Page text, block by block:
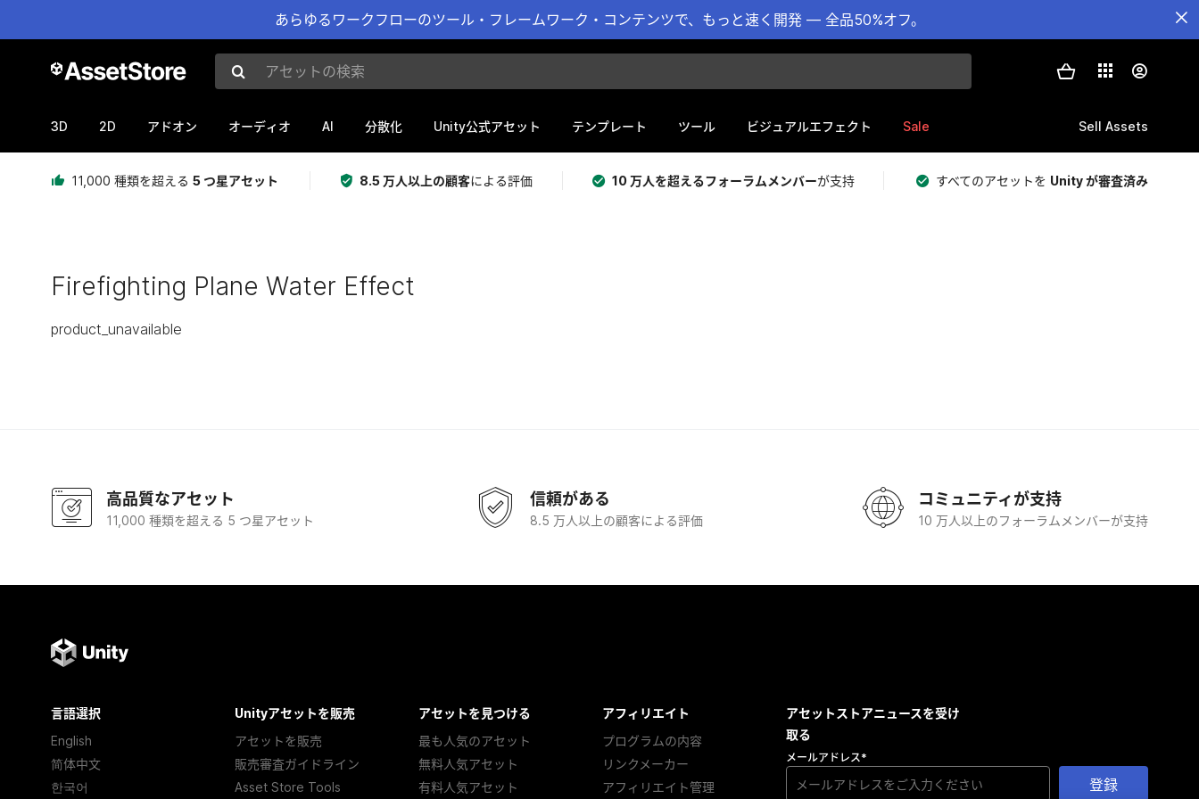
あらゆるワークフローのツール・フレームワーク・コンテンツで、もっと速く開発 — 全品50%オフ。
アセットの検索
3D 2D アドオン オーディオ AI 分散化 Unity公式アセット テンプレート ツール ビジュアルエフェクト Sale Sell Assets
11,000 種類を超える 5 つ星アセット 8.5 万人以上の顧客による評価 10 万人を超えるフォーラムメンバーが支持 すべてのアセットを Unity が審査済み
Firefighting Plane Water Effect
product_unavailable
高品質なアセット
11,000 種類を超える 5 つ星アセット
信頼がある
8.5 万人以上の顧客による評価
コミュニティが支持
10 万人以上のフォーラムメンバーが支持
言語選択
English
简体中文
한국어
Unityアセットを販売
アセットを販売
販売審査ガイドライン
Asset Store Tools
アセットを見つける
最も人気のアセット
無料人気アセット
有料人気アセット
アフィリエイト
プログラムの内容
リンクメーカー
アフィリエイト管理
アセットストアニュースを受け
取る
メールアドレス*
登録